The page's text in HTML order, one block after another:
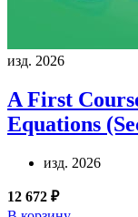
изд. 2026
A First
Equations
изд. 2026
12 672 ₽